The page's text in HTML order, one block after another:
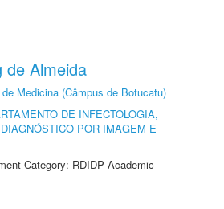
de Almeida
Medicina (Câmpus de Botucatu)
DE INFECTOLOGIA,
POR IMAGEM E
Category: RDIDP Academic